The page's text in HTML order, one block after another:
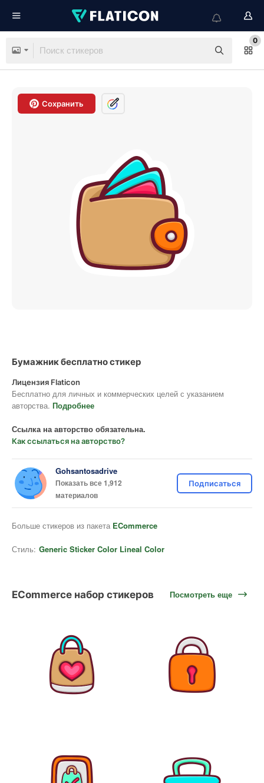
0
Сохранить
Бумажник бесплатно стикер
Лицензия Flaticon
Бесплатно для личных и коммерческих целей с указанием
авторства. Подробнее
Ссылка на авторство обязательна.
Как ссылаться на авторство?
Gohsantosadrive
Показать все 1,912
материалов
Подписаться
Больше стикеров из пакета ECommerce
Стиль: Generic Sticker Color Lineal Color
ECommerce набор стикеров Посмотреть еще